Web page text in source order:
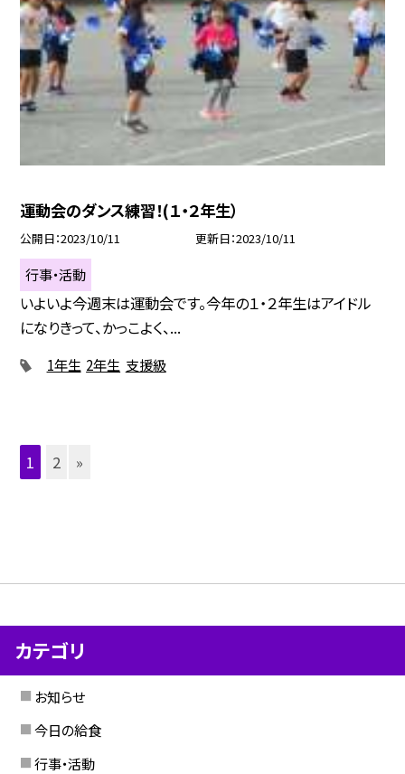
運動会のダンス練習！(１・２年生）
公開日 2023/10/11 更新日 2023/10/11
行事・活動
いよいよ今週末は運動会です。今年の１・２年生はアイドル
になりきって、かっこよく、...
1年生 2年生 支援級
1 2 »
カテゴリ
お知らせ
今日の給食
行事・活動